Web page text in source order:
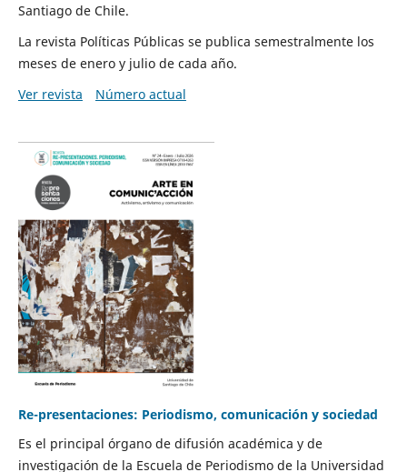
Santiago de Chile.
La revista Políticas Públicas se publica semestralmente los
meses de enero y julio de cada año.
Ver revista
Número actual
Re-presentaciones: Periodismo, comunicación y sociedad
Es el principal órgano de difusión académica y de
investigación de la Escuela de Periodismo de la Universidad